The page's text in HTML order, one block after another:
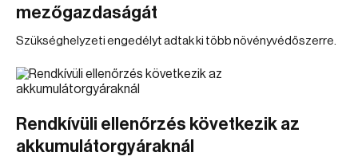
mezőgazdaságát
Szükséghelyzeti engedélyt adtak ki több növényvédőszerre.
Rendkívüli ellenőrzés következik az
akkumulátorgyáraknál